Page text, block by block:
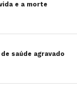
e a morte
saúde agravado